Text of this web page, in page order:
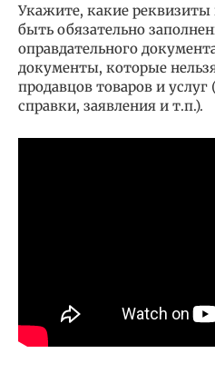
Укажите, какие
быть обязательно
оправдательного
документы, которые
продавцов товаров и
справки, заявления и т.п.).